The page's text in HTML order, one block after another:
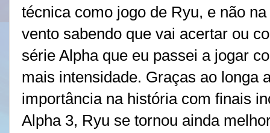
técnica como jogo de Ryu, e não
vento sabendo que vai acertar ou
série Alpha que eu passei a jogar
mais intensidade. Graças ao longa
importância na história com finais
Alpha 3, Ryu se tornou ainda